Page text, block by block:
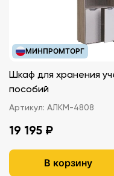
МИНПРОМТОРГ
Шкаф для хранения
пособий
Артикул: АЛКМ-4808
19 195 ₽
В корзину